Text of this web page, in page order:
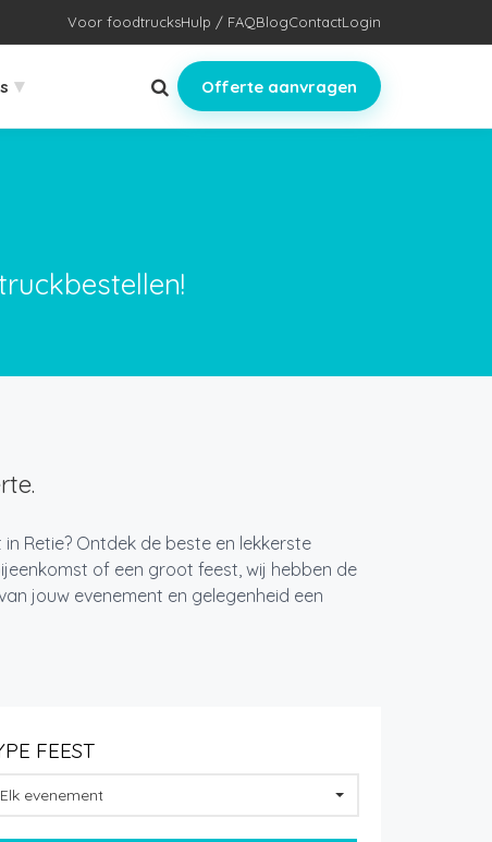
Voor foodtrucksHulp / FAQBlogContactLogin
▾ Offerte aanvragen
Retie? Ontdek de beste en lekkerste
of een groot feest, wij hebben de
jouw evenement en gelegenheid een
FEEST
Elk evenement